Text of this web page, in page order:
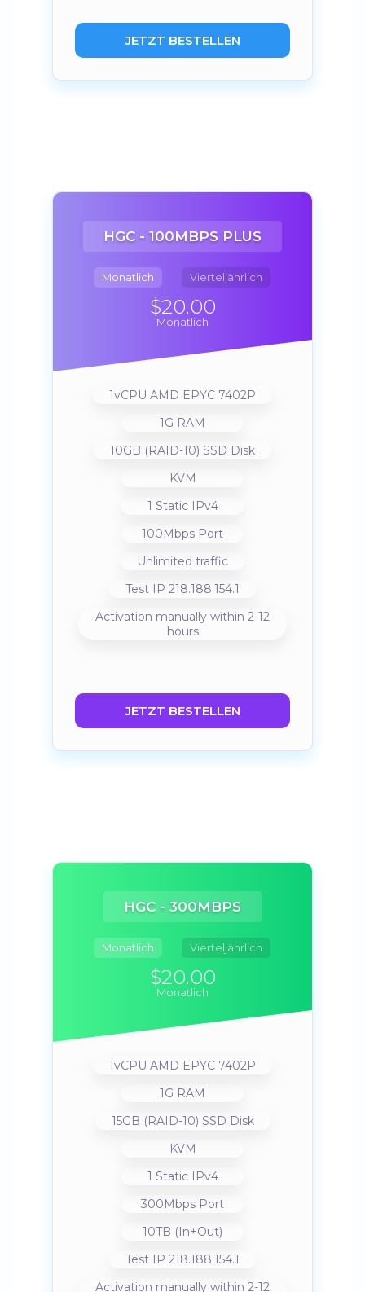
JETZT BESTELLEN
HGC - 100MBPS PLUS
Monatlich Vierteljährlich
$20.00
Monatlich
1vCPU AMD EPYC 7402P
1G RAM
10GB (RAID-10) SSD Disk
KVM
1 Static IPv4
100Mbps Port
Unlimited traffic
Test IP 218.188.154.1
Activation manually within 2-12
hours
JETZT BESTELLEN
HGC - 300MBPS
Monatlich Vierteljährlich
$20.00
Monatlich
1vCPU AMD EPYC 7402P
1G RAM
15GB (RAID-10) SSD Disk
KVM
1 Static IPv4
300Mbps Port
10TB (In+Out)
Test IP 218.188.154.1
Activation manually within 2-12